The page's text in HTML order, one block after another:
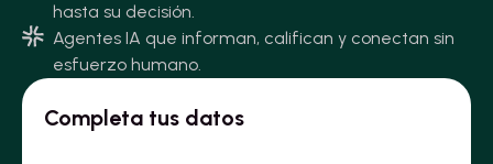
hasta su decisión.
Agentes IA que informan, califican y conectan sin
esfuerzo humano.
Completa tus datos